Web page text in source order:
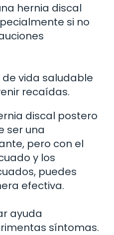
hernia discal
si no
vida saludable
recaídas.
discal postero
ser una
pero con el
y los
puedes
efectiva.
ayuda
síntomas.